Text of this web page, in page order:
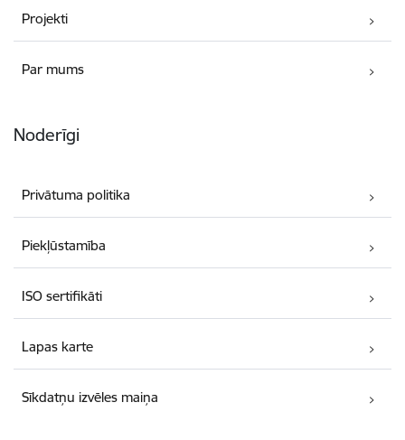
Projekti
Par mums
Noderīgi
Privātuma politika
Piekļūstamība
ISO sertifikāti
Lapas karte
Sīkdatņu izvēles maiņa